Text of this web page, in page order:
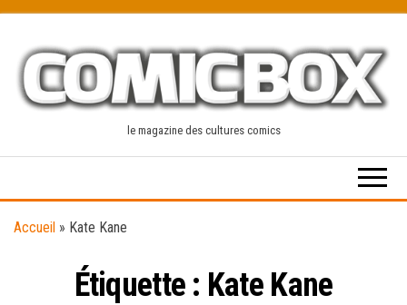
content
le magazine des cultures comics
Accueil » Kate Kane
Étiquette : Kate Kane